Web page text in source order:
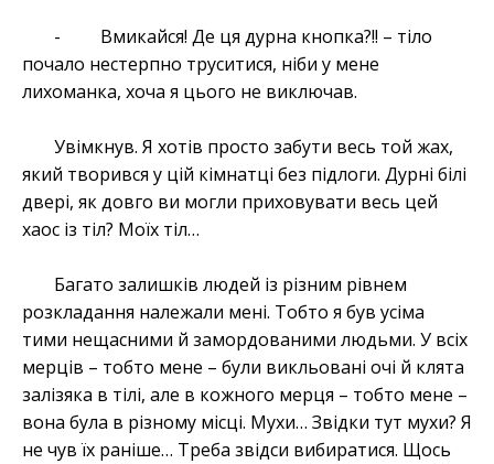
- Вмикайся! Де ця дурна кнопка?!! – тіло
почало нестерпно труситися, ніби у мене
лихоманка, хоча я цього не виключав.
Увімкнув. Я хотів просто забути весь той жах,
який творився у цій кімнатці без підлоги. Дурні білі
двері, як довго ви могли приховувати весь цей
хаос із тіл? Моїх тіл…
Багато залишків людей із різним рівнем
розкладання належали мені. Тобто я був усіма
тими нещасними й замордованими людьми. У всіх
мерців – тобто мене – були викльовані очі й клята
залізяка в тілі, але в кожного мерця – тобто мене –
вона була в різному місці. Мухи… Звідки тут мухи? Я
не чув їх раніше… Треба звідси вибиратися. Щось